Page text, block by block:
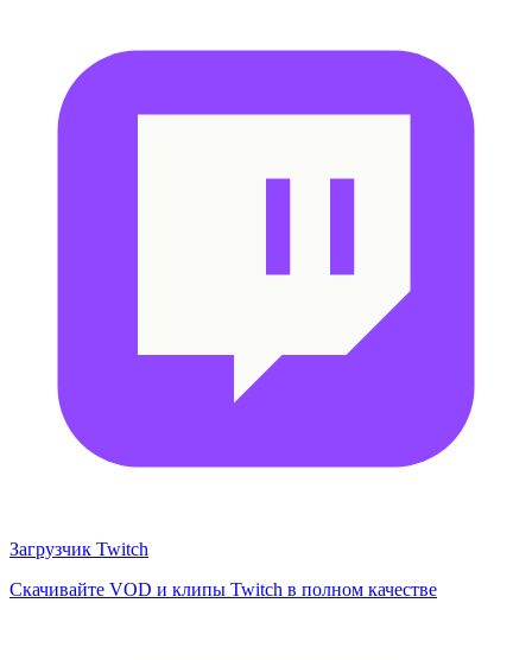
Загрузчик Twitch
Скачивайте VOD и клипы Twitch в полном качестве